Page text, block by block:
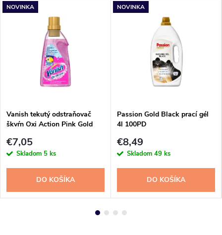
NOVINKA
Vanish tekutý odstraňovač
škvŕn Oxi Action Pink Gold
€7,05
Skladom 5 ks
DO KOŠÍKA
NOVINKA
Passion Gold Black prací gél
4l 100PD
€8,49
Skladom 49 ks
DO KOŠÍKA